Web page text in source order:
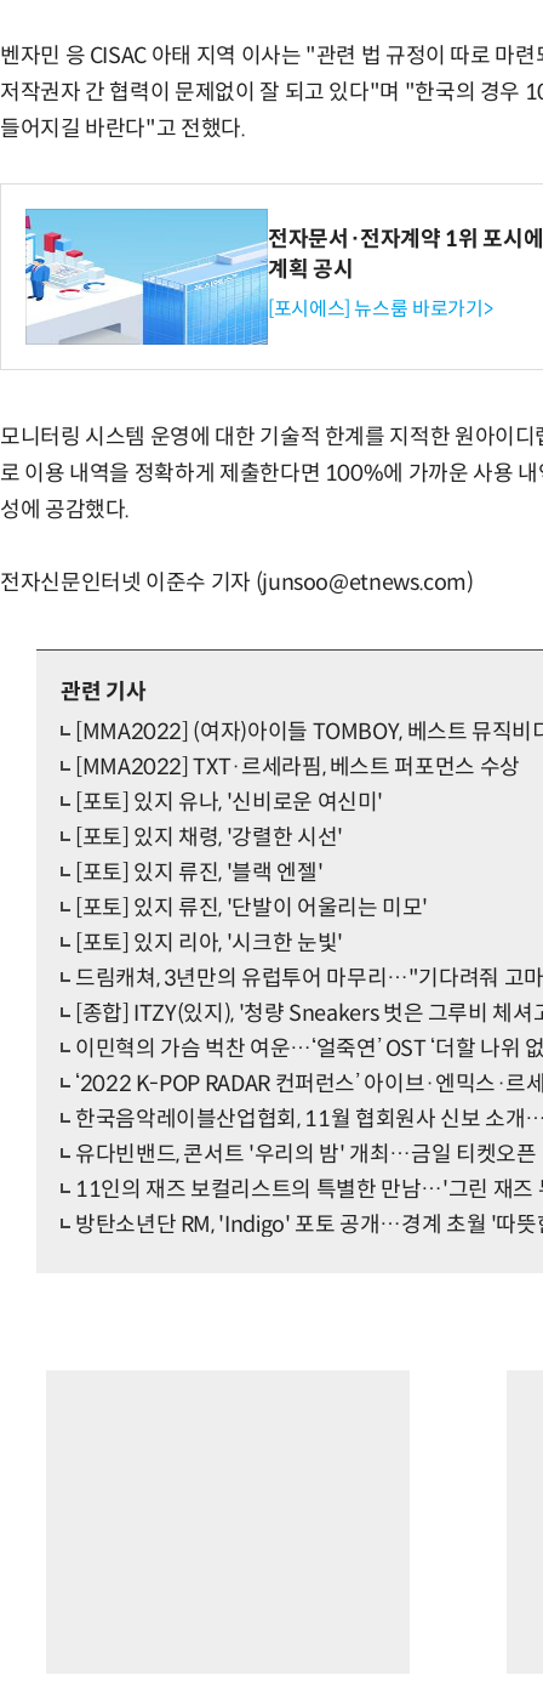
벤자민 응 CISAC 아태 지역 이사는 "관련 법 규정이 따로 마
저작권자 간 협력이 문제없이 잘 되고 있다"며 "한국의 경우
들어지길 바란다"고 전했다.
전자문서·전자계약 1위 포시
계획 공시
[포시에스] 뉴스룸 바로가기>
모니터링 시스템 운영에 대한 기술적 한계를 지적한 원아이
로 이용 내역을 정확하게 제출한다면 100%에 가까운 사용
성에 공감했다.
전자신문인터넷 이준수 기자 (junsoo@etnews.com)
관련 기사
[MMA2022] (여자)아이들 TOMBOY, 베스트 뮤직비
[MMA2022] TXT·르세라핌, 베스트 퍼포먼스 수상
[포토] 있지 유나, '신비로운 여신미'
[포토] 있지 채령, '강렬한 시선'
[포토] 있지 류진, '블랙 엔젤'
[포토] 있지 류진, '단발이 어울리는 미모'
[포토] 있지 리아, '시크한 눈빛'
드림캐쳐, 3년만의 유럽투어 마무리…"기다려줘 고
[종합] ITZY(있지), '청량 Sneakers 벗은 그루비 체셔
이민혁의 가슴 벅찬 여운…‘얼죽연’ OST ‘더할 나위
‘2022 K-POP RADAR 컨퍼런스’ 아이브·엔믹스·르
한국음악레이블산업협회, 11월 협회원사 신보 소
유다빈밴드, 콘서트 '우리의 밤' 개최…금일 티켓오픈
11인의 재즈 보컬리스트의 특별한 만남…'그린 재즈
방탄소년단 RM, 'Indigo' 포토 공개…경계 초월 '따뜻